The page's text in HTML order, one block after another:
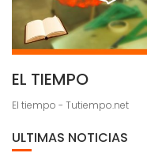
EL TIEMPO
El tiempo - Tutiempo.net
ULTIMAS NOTICIAS